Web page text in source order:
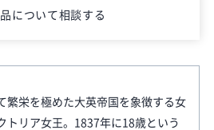
について相談する
繁栄を極めた大英帝国を象徴する女
トリア女王。1837年に18歳という